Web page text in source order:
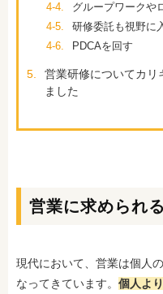
4-4.
グループワークや
4-5.
研修委託も視野に
4-6.
PDCAを回す
5.
営業研修についてカリ
ました
営業に求められ
現代において、営業は個人
なってきています。 個人よ